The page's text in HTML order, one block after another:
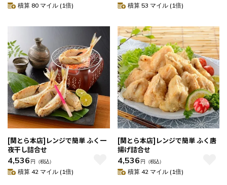
積算 80 マイル (1倍) 積算 53 マイル (1倍)
[関とら本店]レンジで簡単 ふく一
夜干し詰合せ
4,536 円 （税込）
積算 42 マイル (1倍)
[関とら本店]レンジで簡単 ふく唐
揚げ詰合せ
4,536 円 （税込）
積算 42 マイル (1倍)